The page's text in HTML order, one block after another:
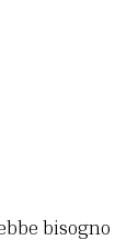
bisogno